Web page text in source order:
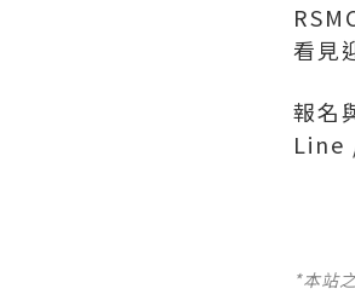
看見
報名
Line
*本站